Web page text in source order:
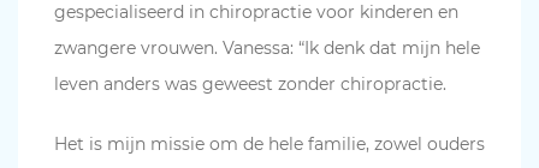
gespecialiseerd in chiropractie voor kinderen en
zwangere vrouwen. Vanessa: “Ik denk dat mijn hele
leven anders was geweest zonder chiropractie.
Het is mijn missie om de hele familie, zowel ouders